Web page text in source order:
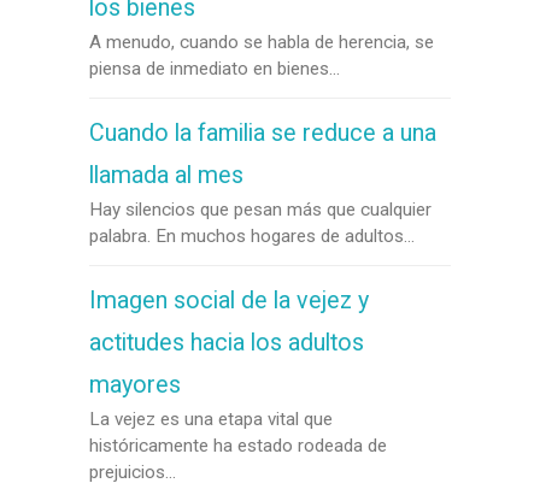
los bienes
A menudo, cuando se habla de herencia, se
piensa de inmediato en bienes...
Cuando la familia se reduce a una
llamada al mes
Hay silencios que pesan más que cualquier
palabra. En muchos hogares de adultos...
Imagen social de la vejez y
actitudes hacia los adultos
mayores
La vejez es una etapa vital que
históricamente ha estado rodeada de
prejuicios...